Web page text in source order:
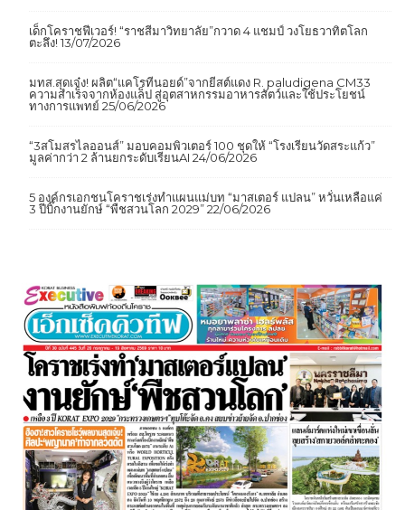
เด็กโคราชฟีเวอร์! “ราชสีมาวิทยาลัย”กวาด 4 แชมป์ วงโยธวาทิตโลก
ตะลึง! 13/07/2026
มทส.สุดเจ๋ง! ผลิต“แคโรทีนอยด์”จากยีสต์แดง R. paludigena CM33
ความสำเร็จจากห้องแล็ป สู่อุตสาหกรรมอาหารสัตว์และใช้ประโยชน์
ทางการแพทย์ 25/06/2026
“3สโมสรไลออนส์” มอบคอมพิวเตอร์ 100 ชุดให้ “โรงเรียนวัดสระแก้ว”
มูลค่ากว่า 2 ล้านยกระดับเรียนAI 24/06/2026
5 องค์กรเอกชนโคราชเร่งทำแผนแม่บท “มาสเตอร์ แปลน” หวั่นเหลือแค่
3 ปีบิ๊กงานยักษ์ “พืชสวนโลก 2029” 22/06/2026